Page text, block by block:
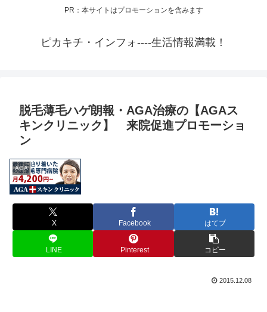
PR：本サイトはプロモーションを含みます
ピカキチ・インフォ----生活情報満載！
脱毛薄毛ハゲ朗報・AGA治療の【AGAス
キンクリニック】 来院促進プロモーショ
ン
AGA
X Facebook はてブ
LINE Pinterest コピー
2015.12.08